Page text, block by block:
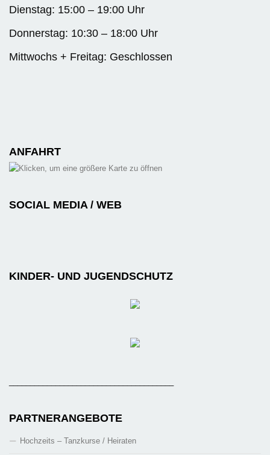
Dienstag: 15:00 – 19:00 Uhr
Donnerstag: 10:30 – 18:00 Uhr
Mittwochs + Freitag: Geschlossen
ANFAHRT
SOCIAL MEDIA / WEB
KINDER- UND JUGENDSCHUTZ
PARTNERANGEBOTE
Hochzeits – Tanzkurse / Heiraten